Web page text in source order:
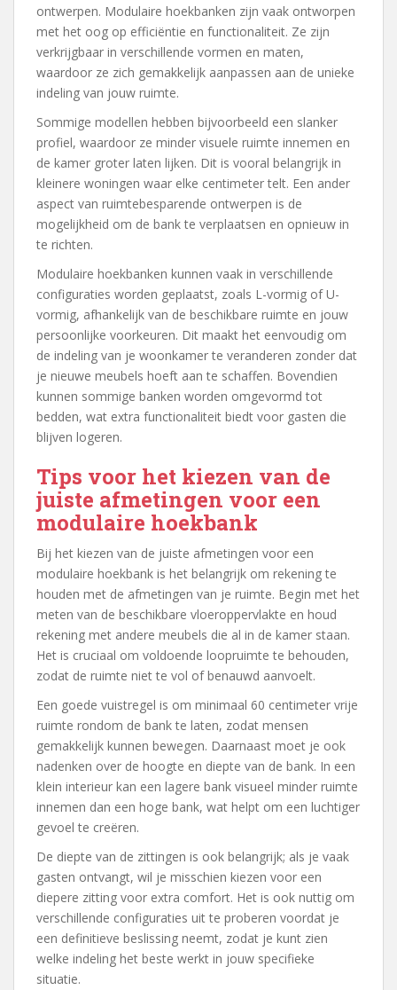
ontwerpen. Modulaire hoekbanken zijn vaak ontworpen
met het oog op efficiëntie en functionaliteit. Ze zijn
verkrijgbaar in verschillende vormen en maten,
waardoor ze zich gemakkelijk aanpassen aan de unieke
indeling van jouw ruimte.
Sommige modellen hebben bijvoorbeeld een slanker
profiel, waardoor ze minder visuele ruimte innemen en
de kamer groter laten lijken. Dit is vooral belangrijk in
kleinere woningen waar elke centimeter telt. Een ander
aspect van ruimtebesparende ontwerpen is de
mogelijkheid om de bank te verplaatsen en opnieuw in
te richten.
Modulaire hoekbanken kunnen vaak in verschillende
configuraties worden geplaatst, zoals L-vormig of U-
vormig, afhankelijk van de beschikbare ruimte en jouw
persoonlijke voorkeuren. Dit maakt het eenvoudig om
de indeling van je woonkamer te veranderen zonder dat
je nieuwe meubels hoeft aan te schaffen. Bovendien
kunnen sommige banken worden omgevormd tot
bedden, wat extra functionaliteit biedt voor gasten die
blijven logeren.
Tips voor het kiezen van de
juiste afmetingen voor een
modulaire hoekbank
Bij het kiezen van de juiste afmetingen voor een
modulaire hoekbank is het belangrijk om rekening te
houden met de afmetingen van je ruimte. Begin met het
meten van de beschikbare vloeroppervlakte en houd
rekening met andere meubels die al in de kamer staan.
Het is cruciaal om voldoende loopruimte te behouden,
zodat de ruimte niet te vol of benauwd aanvoelt.
Een goede vuistregel is om minimaal 60 centimeter vrije
ruimte rondom de bank te laten, zodat mensen
gemakkelijk kunnen bewegen. Daarnaast moet je ook
nadenken over de hoogte en diepte van de bank. In een
klein interieur kan een lagere bank visueel minder ruimte
innemen dan een hoge bank, wat helpt om een luchtiger
gevoel te creëren.
De diepte van de zittingen is ook belangrijk; als je vaak
gasten ontvangt, wil je misschien kiezen voor een
diepere zitting voor extra comfort. Het is ook nuttig om
verschillende configuraties uit te proberen voordat je
een definitieve beslissing neemt, zodat je kunt zien
welke indeling het beste werkt in jouw specifieke
situatie.